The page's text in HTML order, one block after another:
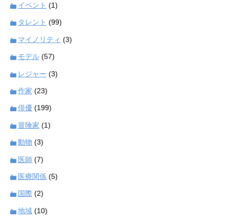
イベント (1)
タレント (99)
マイノリティ (3)
モデル (57)
レジャー (3)
作家 (23)
俳優 (199)
冒険家 (1)
動物 (3)
医師 (7)
医療関係 (5)
国際 (2)
地域 (10)